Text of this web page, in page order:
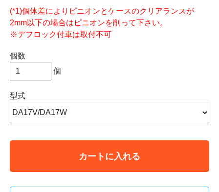
(*1)個体差によりピニオンとケースのクリアランスが
2mm以下の場合はピニオンを削って下さい。
※デフロック付車は取付不可
個数
個
型式
カートに入れる